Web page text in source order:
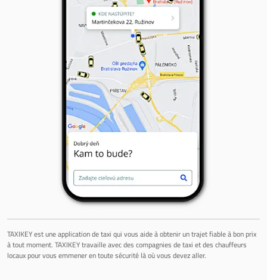
TAXIKEY est une application de taxi qui vous aide à obtenir un trajet fiable à bon prix
à tout moment. TAXIKEY travaille avec des compagnies de taxi et des chauffeurs
locaux pour vous emmener en toute sécurité là où vous devez aller.